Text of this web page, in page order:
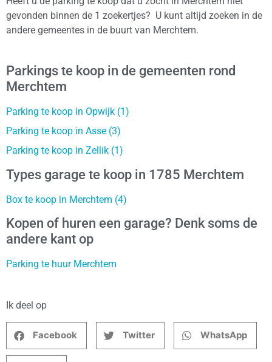
gevonden binnen de 1 zoekertjes? U kunt altijd zoeken in de
andere gemeentes in de buurt van Merchtem.
Parkings te koop in de gemeenten rond
Merchtem
Parking te koop in Opwijk (1)
Parking te koop in Asse (3)
Parking te koop in Zellik (1)
Types garage te koop in 1785 Merchtem
Box te koop in Merchtem (4)
Kopen of huren een garage? Denk soms de
andere kant op
Parking te huur Merchtem
Ik deel op
Facebook Twitter WhatsApp